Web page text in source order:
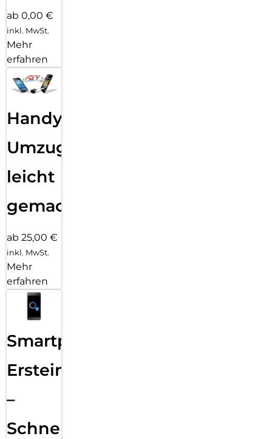
ab 0,00 €
inkl. MwSt.
Mehr
erfahren
Handy
Umzug
leicht
gemacht!
ab 25,00 €
inkl. MwSt.
Mehr
erfahren
Smartphone
Ersteinrichtung
–
Schnelle